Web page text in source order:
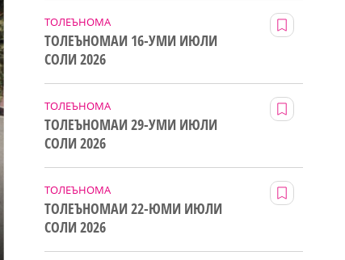
ТОЛЕЪНОМА
ТОЛЕЪНОМАИ 16-УМИ ИЮЛИ
СОЛИ 2026
ТОЛЕЪНОМА
ТОЛЕЪНОМАИ 29-УМИ ИЮЛИ
СОЛИ 2026
ТОЛЕЪНОМА
ТОЛЕЪНОМАИ 22-ЮМИ ИЮЛИ
СОЛИ 2026